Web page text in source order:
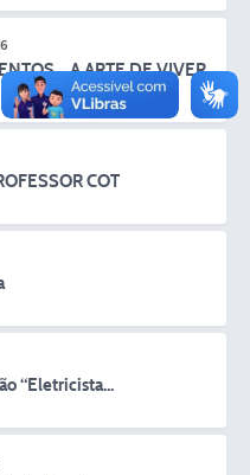
– A ARTE DE VIVER
COT
“Eletricista...